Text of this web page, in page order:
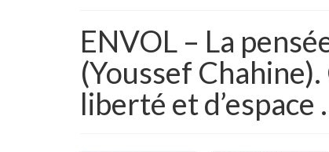
ENVOL – La
(Youssef
liberté et